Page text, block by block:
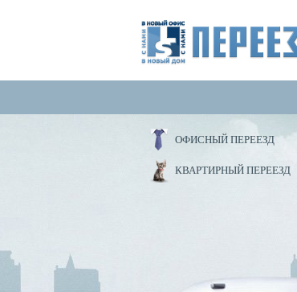
ОФИСНЫЙ ПЕРЕЕЗД
КВАРТИРНЫЙ ПЕРЕЕЗД